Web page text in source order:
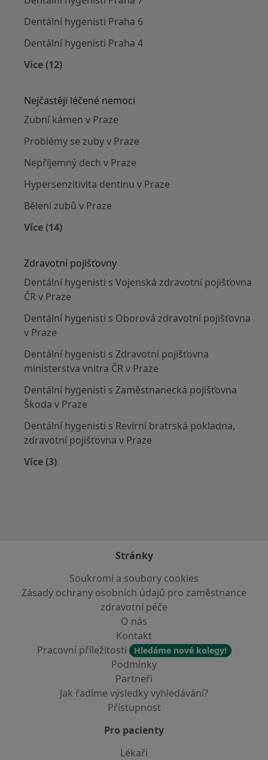
Dentální hygenisti Praha 6
Dentální hygenisti Praha 4
Více (12)
Nejčastěji léčené nemoci
Zubní kámen v Praze
Problémy se zuby v Praze
Nepříjemný dech v Praze
Hypersenzitivita dentinu v Praze
Bělení zubů v Praze
Více (14)
Zdravotní pojišťovny
Dentální hygenisti s Vojenská zdravotní pojišťovna
ČR v Praze
Dentální hygenisti s Oborová zdravotní pojišťovna
v Praze
Dentální hygenisti s Zdravotní pojišťovna
ministerstva vnitra ČR v Praze
Dentální hygenisti s Zaměstnanecká pojišťovna
Škoda v Praze
Dentální hygenisti s Revírní bratrská pokladna,
zdravotní pojišťovna v Praze
Více (3)
Stránky
Soukromí a soubory cookies
Zásady ochrany osobních údajů pro zaměstnance
zdravotní péče
O nás
Kontakt
Pracovní příležitosti
Hledáme nové kolegy!
Podmínky
Partneři
Jak řadíme výsledky vyhledávání?
Přístupnost
Pro pacienty
Lékaři